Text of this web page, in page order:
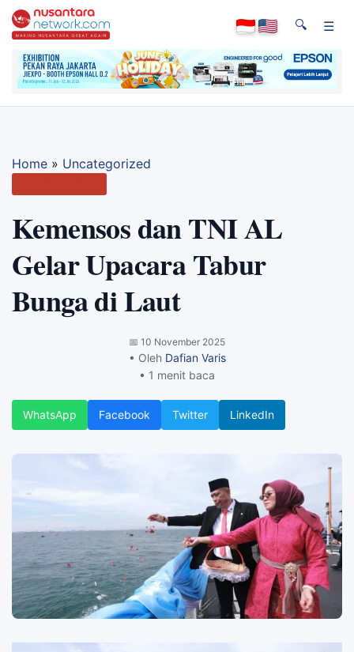
🔍 ☰
Home » Uncategorized
Kemensos dan TNI AL
Gelar Upacara Tabur
Bunga di Laut
📅 10 November 2025
• Oleh Dafian Varis
• 1 menit baca
WhatsApp Facebook Twitter LinkedIn